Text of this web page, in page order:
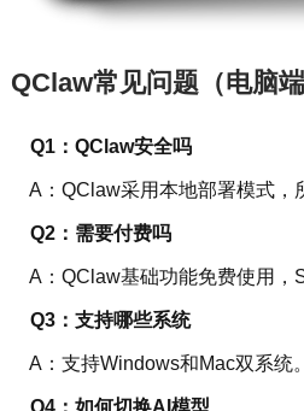
QClaw常见问题（电脑端
Q1：QClaw安全吗
A：QClaw采用本地部署模式，所
Q2：需要付费吗
A：QClaw基础功能免费使用，
Q3：支持哪些系统
A：支持Windows和Mac双系统。
Q4：如何切换AI模型